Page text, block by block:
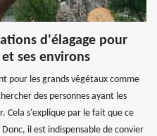
d'élagage pour
ses environs
pour les grands végétaux comme
des personnes ayant les
Cela s'explique par le fait que ce
il est indispensable de convier